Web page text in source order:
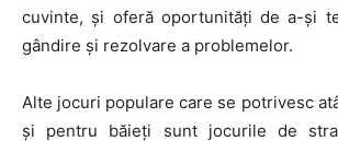
cuvinte, și oferă oportunități de a-și
gândire și rezolvare a problemelor.
Alte jocuri populare care se potrivesc
și pentru băieți sunt jocurile de